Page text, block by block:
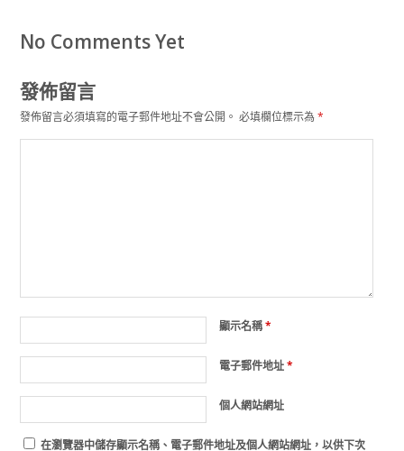
No Comments Yet
發佈留言
發佈留言必須填寫的電子郵件地址不會公開。 必填欄位標示為*
顯示名稱*
電子郵件地址*
個人網站網址
在瀏覽器中儲存顯示名稱、電子郵件地址及個人網站網址，以供下次